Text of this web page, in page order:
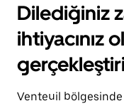
Dilediğiniz
ihtiyacınız
Venteuil